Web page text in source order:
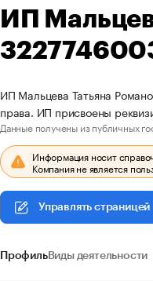
ИП
ИП Мальцева Татьяна
права. ИП присвоены
Данные получены из публичных
Информация носит
Компания не является
Управлять страницей
ПрофильВиды деятельности